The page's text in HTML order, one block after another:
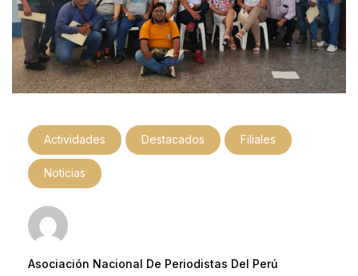
Actividades Destacados Filiales
Noticias
Asociación Nacional De Periodistas Del Perú